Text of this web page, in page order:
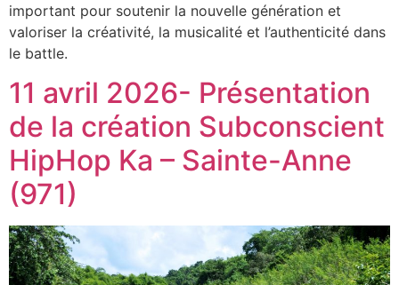
important pour soutenir la nouvelle génération et
valoriser la créativité, la musicalité et l’authenticité dans
le battle.
11 avril 2026- Présentation
de la création Subconscient
HipHop Ka – Sainte-Anne
(971)